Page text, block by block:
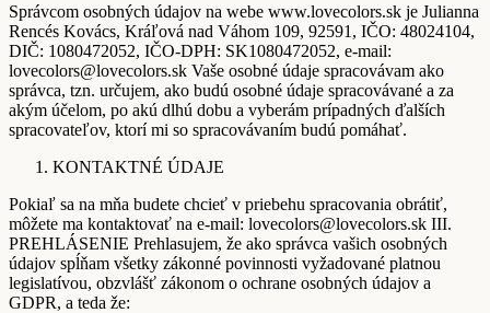
Správcom osobných údajov na webe www.lovecolors.sk je Julianna
Rencés Kovács, Kráľová nad Váhom 109, 92591, IČO: 48024104,
DIČ: 1080472052, IČO-DPH: SK1080472052, e-mail:
lovecolors@lovecolors.sk Vaše osobné údaje spracovávam ako
správca, tzn. určujem, ako budú osobné údaje spracovávané a za
akým účelom, po akú dlhú dobu a vyberám prípadných ďalších
spracovateľov, ktorí mi so spracovávaním budú pomáhať.
KONTAKTNÉ ÚDAJE
Pokiaľ sa na mňa budete chcieť v priebehu spracovania obrátiť,
môžete ma kontaktovať na e-mail: lovecolors@lovecolors.sk III.
PREHLÁSENIE Prehlasujem, že ako správca vašich osobných
údajov spĺňam všetky zákonné povinnosti vyžadované platnou
legislatívou, obzvlášť zákonom o ochrane osobných údajov a
GDPR, a teda že: